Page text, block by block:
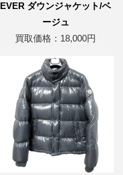
EVER ダウンジャケット/ベ
ージュ
買取価格：18,000円